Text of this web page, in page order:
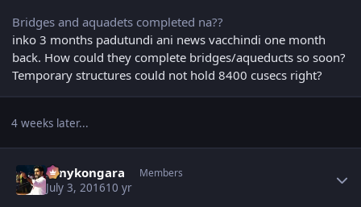
Bridges and aquadets completed na??
inko 3 months padutundi ani news vacchindi one month
back. How could they complete bridges/aqueducts so soon?
Temporary structures could not hold 8400 cusecs right?
4 weeks later...
sonykongara Members
July 3, 201610 yr